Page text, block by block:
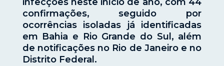
confirmações, seguido por
ocorrências isoladas já identificadas
em Bahia e Rio Grande do Sul, além
de notificações no Rio de Janeiro e no
Distrito Federal.